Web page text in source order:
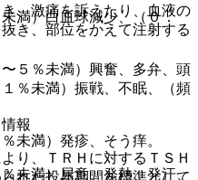
、激痛を訴えたり、血液の
き、部位をかえて注射する
報
り、ＴＲＨに対するＴＳＨ
満）白血球減少、（０．
５％未満）興奮、多弁、頭
％未満）振戦、不眠、（頻
未満）発疹、そう痒。
未満）尿意、発熱、発汗、